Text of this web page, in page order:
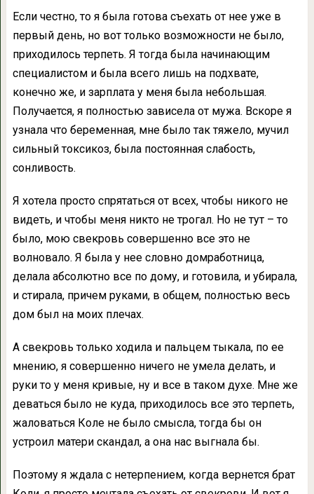
Если честно, то я была готова съехать от нее уже в
первый день, но вот только возможности не было,
приходилось терпеть. Я тогда была начинающим
специалистом и была всего лишь на подхвате,
конечно же, и зарплата у меня была небольшая.
Получается, я полностью зависела от мужа. Вскоре я
узнала что беременная, мне было так тяжело, мучил
сильный токсикоз, была постоянная слабость,
сонливость.
Я хотела просто спрятаться от всех, чтобы никого не
видеть, и чтобы меня никто не трогал. Но не тут – то
было, мою свекровь совершенно все это не
волновало. Я была у нее словно домработница,
делала абсолютно все по дому, и готовила, и убирала,
и стирала, причем руками, в общем, полностью весь
дом был на моих плечах.
А свекровь только ходила и пальцем тыкала, по ее
мнению, я совершенно ничего не умела делать, и
руки то у меня кривые, ну и все в таком духе. Мне же
деваться было не куда, приходилось все это терпеть,
жаловаться Коле не было смысла, тогда бы он
устроил матери скандал, а она нас выгнала бы.
Поэтому я ждала с нетерпением, когда вернется брат